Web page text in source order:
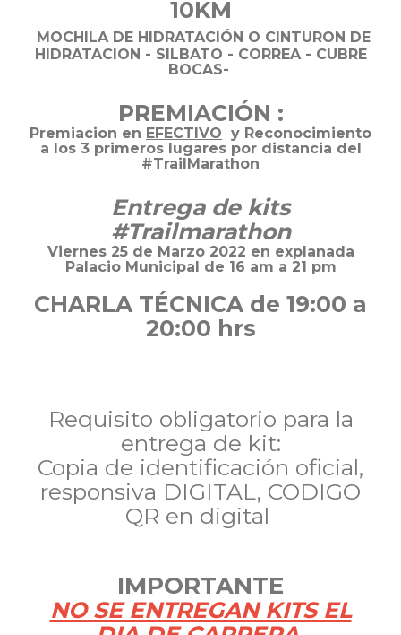
10KM
MOCHILA DE HIDRATACIÓN O CINTURON DE
HIDRATACION - SILBATO - CORREA - CUBRE
BOCAS-
PREMIACIÓN :
Premiacion en EFECTIVO y Reconocimiento
a los 3 primeros lugares por distancia del
#TrailMarathon
Entrega de kits
#Trailmarathon
Viernes 25 de Marzo 2022 en explanada
Palacio Municipal de 16 am a 21 pm
CHARLA TÉCNICA de 19:00 a
20:00 hrs
Requisito obligatorio para la
entrega de kit:
Copia de identificación oficial,
responsiva DIGITAL, CODIGO
QR en digital
IMPORTANTE
NO SE ENTREGAN KITS EL